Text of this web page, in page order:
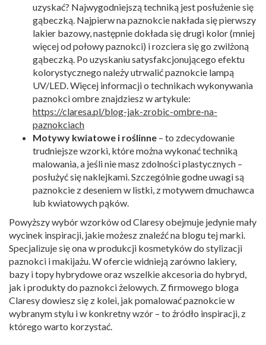
uzyskać? Najwygodniejszą techniką jest posłużenie się
gąbeczką. Najpierw na paznokcie nakłada się pierwszy
lakier bazowy, następnie dokłada się drugi kolor (mniej
więcej od połowy paznokci) i rozciera się go zwilżoną
gąbeczką. Po uzyskaniu satysfakcjonującego efektu
kolorystycznego należy utrwalić paznokcie lampą
UV/LED. Więcej informacji o technikach wykonywania
paznokci ombre znajdziesz w artykule:
https://claresa.pl/blog-jak-zrobic-ombre-na-
paznokciach
Motywy kwiatowe i roślinne – to zdecydowanie
trudniejsze wzorki, które można wykonać techniką
malowania, a jeśli nie masz zdolności plastycznych –
posłużyć się naklejkami. Szczególnie godne uwagi są
paznokcie z deseniem w listki, z motywem dmuchawca
lub kwiatowych pąków.
Powyższy wybór wzorków od Claresy obejmuje jedynie mały
wycinek inspiracji, jakie możesz znaleźć na blogu tej marki.
Specjalizuje się ona w produkcji kosmetyków do stylizacji
paznokci i makijażu. W ofercie widnieją zarówno lakiery,
bazy i topy hybrydowe oraz wszelkie akcesoria do hybryd,
jak i produkty do paznokci żelowych. Z firmowego bloga
Claresy dowiesz się z kolei, jak pomalować paznokcie w
wybranym stylu i w konkretny wzór – to źródło inspiracji, z
którego warto korzystać.